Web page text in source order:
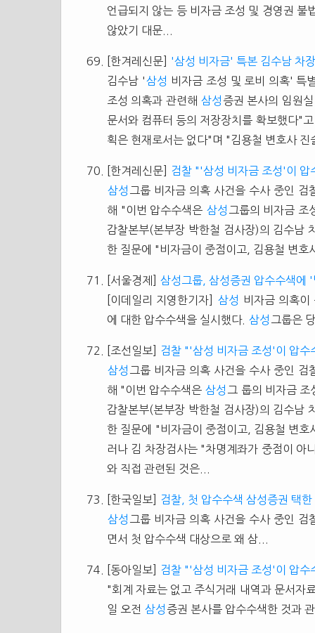
언급되지 않는 등 비자금 조성 및 경영권 불
않았기 대문...
[한겨레신문]
'삼성 비자금' 특본 김수남 차
김수남 '삼성 비자금 조성 및 로비 의혹' 특
조성 의혹과 관련해 삼성 증권 본사의 임원
문서와 컴퓨터 등의 저장장치를 확보했다"
획은 현재로서는 없다"며 "김용철 변호사 진
[한겨레신문]
검찰 "'삼성 비자금 조성'이 압
삼성 그룹 비자금 의혹 사건을 수사 중인
해 "이번 압수수색은 삼성 그룹의 비자금 조
감찰본부(본부장 박한철 검사장)의 김수남
한 질문에 "비자금이 중점이고, 김용철 변호
[서울경제] 삼성그룹, 삼성증권 압수수색에
[이데일리 지영한기자] 삼성
비자금 의혹
에 대한 압수수색을 실시했다. 삼성 그룹은
[조선일보]
검찰 "'삼성 비자금 조성'이 압수
삼성 그룹 비자금 의혹 사건을 수사 중인
해 "이번 압수수색은 삼성 그 룹의 비자금
감찰본부(본부장 박한철 검사장)의 김수남
한 질문에 "비자금이 중점이고, 김용철 변
러나 김 차장검사는 "차명계좌가 중점이 아
와 직접 관련된 것은...
[한국일보]
검찰, 첫 압수수색 삼성증권 택한
삼성 그룹 비자금 의혹 사건을 수사 중인
면서 첫 압수수색 대상으로 왜 삼...
[동아일보]
검찰 "'삼성 비자금 조성'이 압수
"회계 자료는 없고 주식거래 내역과 문서자
일 오전 삼성 증권 본사를 압수수색한 것과